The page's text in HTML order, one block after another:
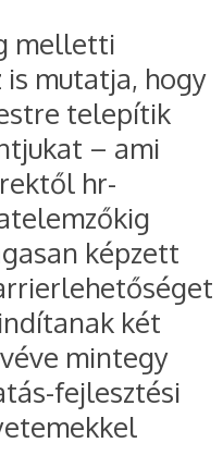
melletti
mutatja, hogy
telepítik
– ami
hr-
képzett
két
mintegy
fejlesztési